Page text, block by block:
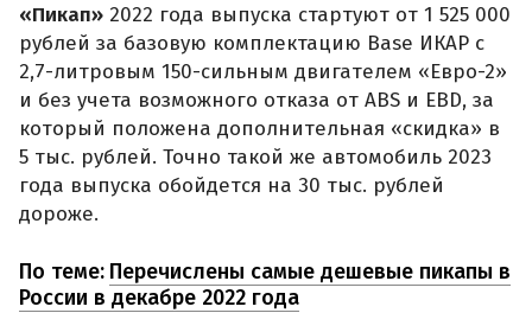
«Пикап» 2022 года выпуска стартуют от 1 525 000
рублей за базовую комплектацию Base ИКАР с
2,7-литровым 150-сильным двигателем «Евро-2»
и без учета возможного отказа от ABS и EBD, за
который положена дополнительная «скидка» в
5 тыс. рублей. Точно такой же автомобиль 2023
года выпуска обойдется на 30 тыс. рублей
дороже.
По теме: Перечислены самые дешевые пикапы в
России в декабре 2022 года